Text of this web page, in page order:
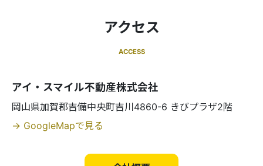
アクセス
ACCESS
アイ・スマイル不動産株式会社
岡山県加賀郡吉備中央町吉川4860-6 きびプラザ2階
→ GoogleMapで見る